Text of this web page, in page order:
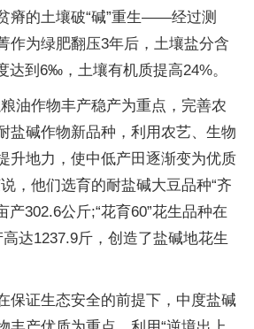
瘠的土壤破“碱”重生——经过测
作为绿肥翻压3年后，土壤盐分含
达到6‰，土壤有机质提高24%。
油作物丰产稳产为重点，完善农
盐碱作物新品种，利用农艺、生物
升地力，使中低产田逐渐变为优质
，他们选育的耐盐碱大豆品种“齐
302.6公斤;“花育60”花生品种在
达1237.9斤，创造了盐碱地花生
保证生态安全的前提下，中度盐碱